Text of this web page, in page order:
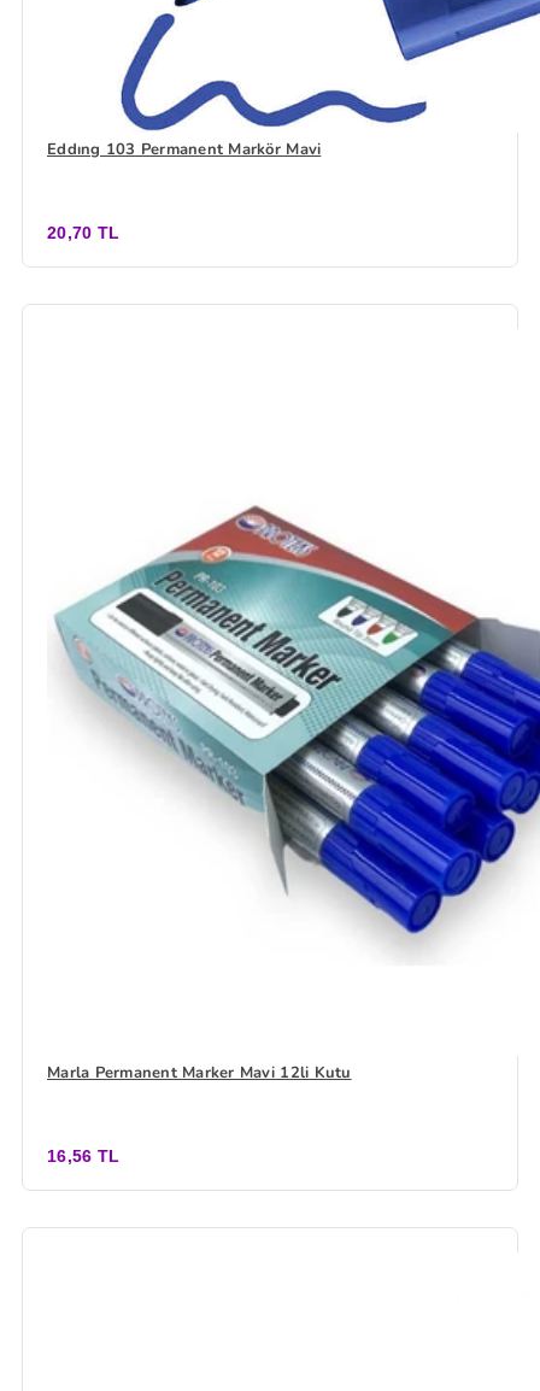
Eddıng 103 Permanent Markör Mavi
20,70 TL
Marla Permanent Marker Mavi 12li Kutu
16,56 TL